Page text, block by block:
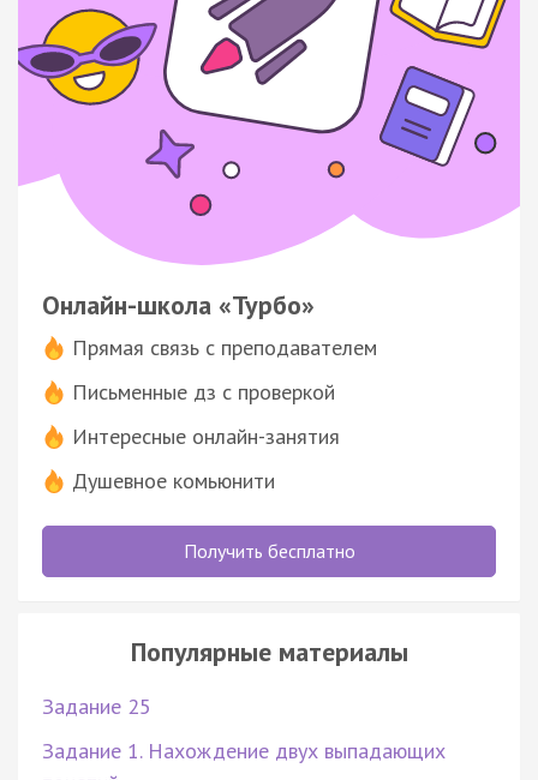
Онлайн-школа «Турбо»
Прямая связь с преподавателем
Письменные дз с проверкой
Интересные онлайн-занятия
Душевное комьюнити
Получить бесплатно
Популярные материалы
Задание 25
Задание 1. Нахождение двух выпадающих